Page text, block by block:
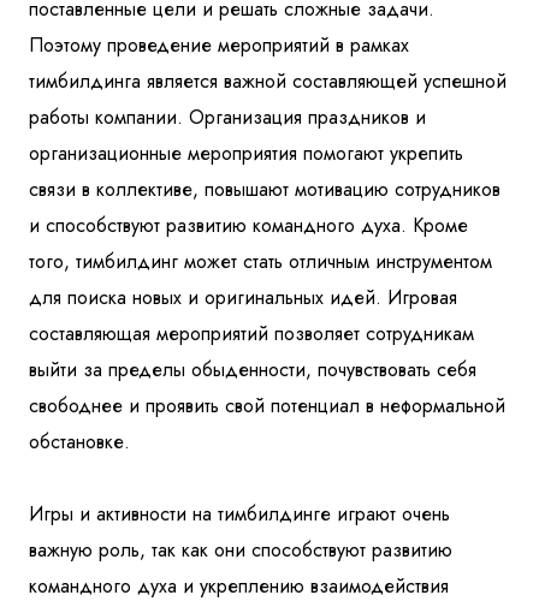
поставленные цели и решать сложные задачи.
Поэтому проведение мероприятий в рамках
тимбилдинга является важной составляющей успешной
работы компании. Организация праздников и
организационные мероприятия помогают укрепить
связи в коллективе, повышают мотивацию сотрудников
и способствуют развитию командного духа. Кроме
того, тимбилдинг может стать отличным инструментом
для поиска новых и оригинальных идей. Игровая
составляющая мероприятий позволяет сотрудникам
выйти за пределы обыденности, почувствовать себя
свободнее и проявить свой потенциал в неформальной
обстановке.
Игры и активности на тимбилдинге играют очень
важную роль, так как они способствуют развитию
командного духа и укреплению взаимодействия